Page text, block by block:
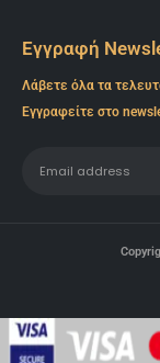
Εγγραφή
Λάβετε όλα τα
Εγγραφείτε στο